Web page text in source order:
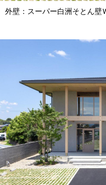
外壁：スーパー白洲そとん